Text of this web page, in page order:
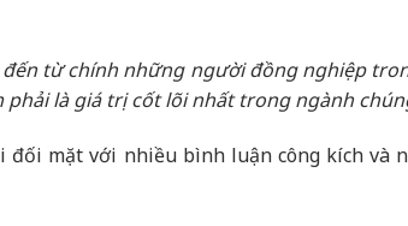
đến từ chính những người đồng nghiệp
là giá trị cốt lõi nhất trong ngành
mặt với nhiều bình luận công kích và